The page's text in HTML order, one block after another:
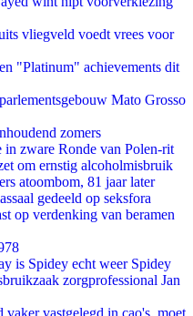
vliegveld voedt vrees voor
"Platinum" achievements dit
Mato Grosso
zomers
in zware Ronde van Polen-rit
om ernstig alcoholmisbruik
atoombom, 81 jaar later
gedeeld op seksfora
op verdenking van beramen
is Spidey echt weer Spidey
zorgprofessional Jan
vastgelegd in cao's, moet